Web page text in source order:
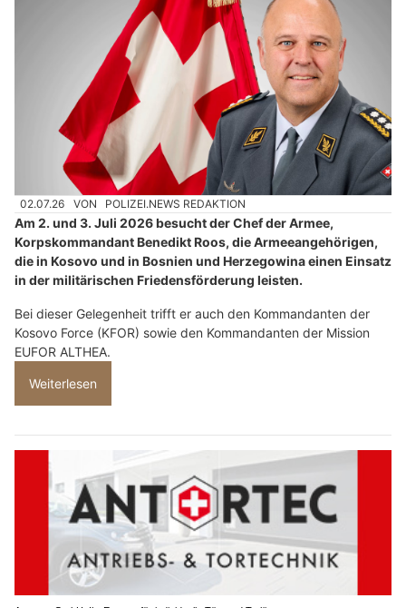
02.07.26 VON POLIZEI.NEWS REDAKTION
Am 2. und 3. Juli 2026 besucht der Chef der Armee,
Korpskommandant Benedikt Roos, die Armeeangehörigen,
die in Kosovo und in Bosnien und Herzegowina einen Einsatz
in der militärischen Friedensförderung leisten.
Bei dieser Gelegenheit trifft er auch den Kommandanten der
Kosovo Force (KFOR) sowie den Kommandanten der Mission
EUFOR ALTHEA.
Weiterlesen